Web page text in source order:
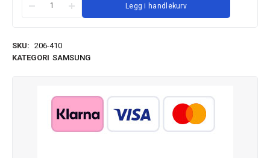
Legg i handlekurv
SKU: 206-410
KATEGORI SAMSUNG